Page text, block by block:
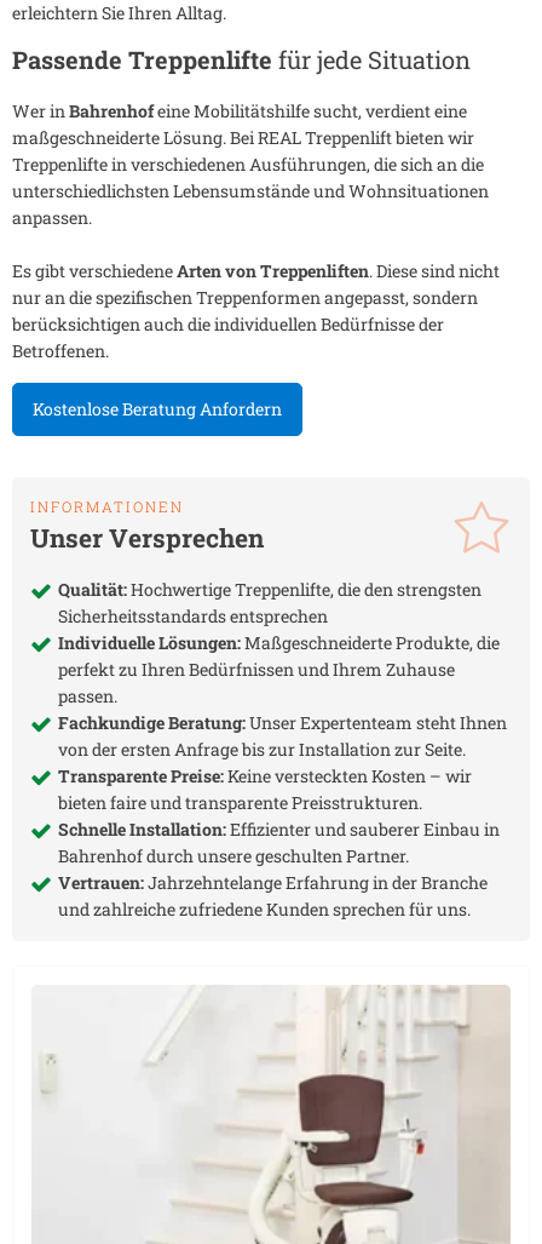
erleichtern Sie Ihren Alltag.
Passende Treppenlifte für jede Situation
Wer inBahrenhofeine Mobilitätshilfe sucht, verdient eine
maßgeschneiderte Lösung. Bei REAL Treppenlift bieten wir
Treppenlifte in verschiedenen Ausführungen, die sich an die
unterschiedlichsten Lebensumstände und Wohnsituationen
anpassen.
Es gibt verschiedeneArten von Treppenliften. Diese sind nicht
nur an die spezifischen Treppenformen angepasst, sondern
berücksichtigen auch die individuellen Bedürfnisse der
Betroffenen.
Kostenlose Beratung Anfordern
INFORMATIONEN
Unser Versprechen
Qualität:Hochwertige Treppenlifte, die den strengsten
Sicherheitsstandards entsprechen
Individuelle Lösungen:Maßgeschneiderte Produkte, die
perfekt zu Ihren Bedürfnissen und Ihrem Zuhause
passen.
Fachkundige Beratung:Unser Expertenteam steht Ihnen
von der ersten Anfrage bis zur Installation zur Seite.
Transparente Preise:Keine versteckten Kosten – wir
bieten faire und transparente Preisstrukturen.
Schnelle Installation:Effizienter und sauberer Einbau in
Bahrenhofdurch unsere geschulten Partner.
Vertrauen:Jahrzehntelange Erfahrung in der Branche
und zahlreiche zufriedene Kunden sprechen für uns.